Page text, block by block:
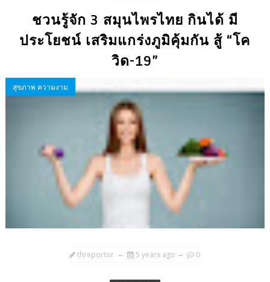
ชวนรู้จัก 3 สมุนไพรไทย กินได้ มี
ประโยชน์ เสริมแกร่งภูมิคุ้มกัน สู้ “โค
วิด-19”
สุขภาพ ความงาม
threportor 5 years ago 0